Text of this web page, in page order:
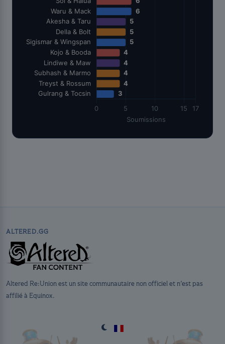
ALTERED.GG
Altered Re:Union est un site communautaire non officiel et n'est pas
affilié à Equinox.